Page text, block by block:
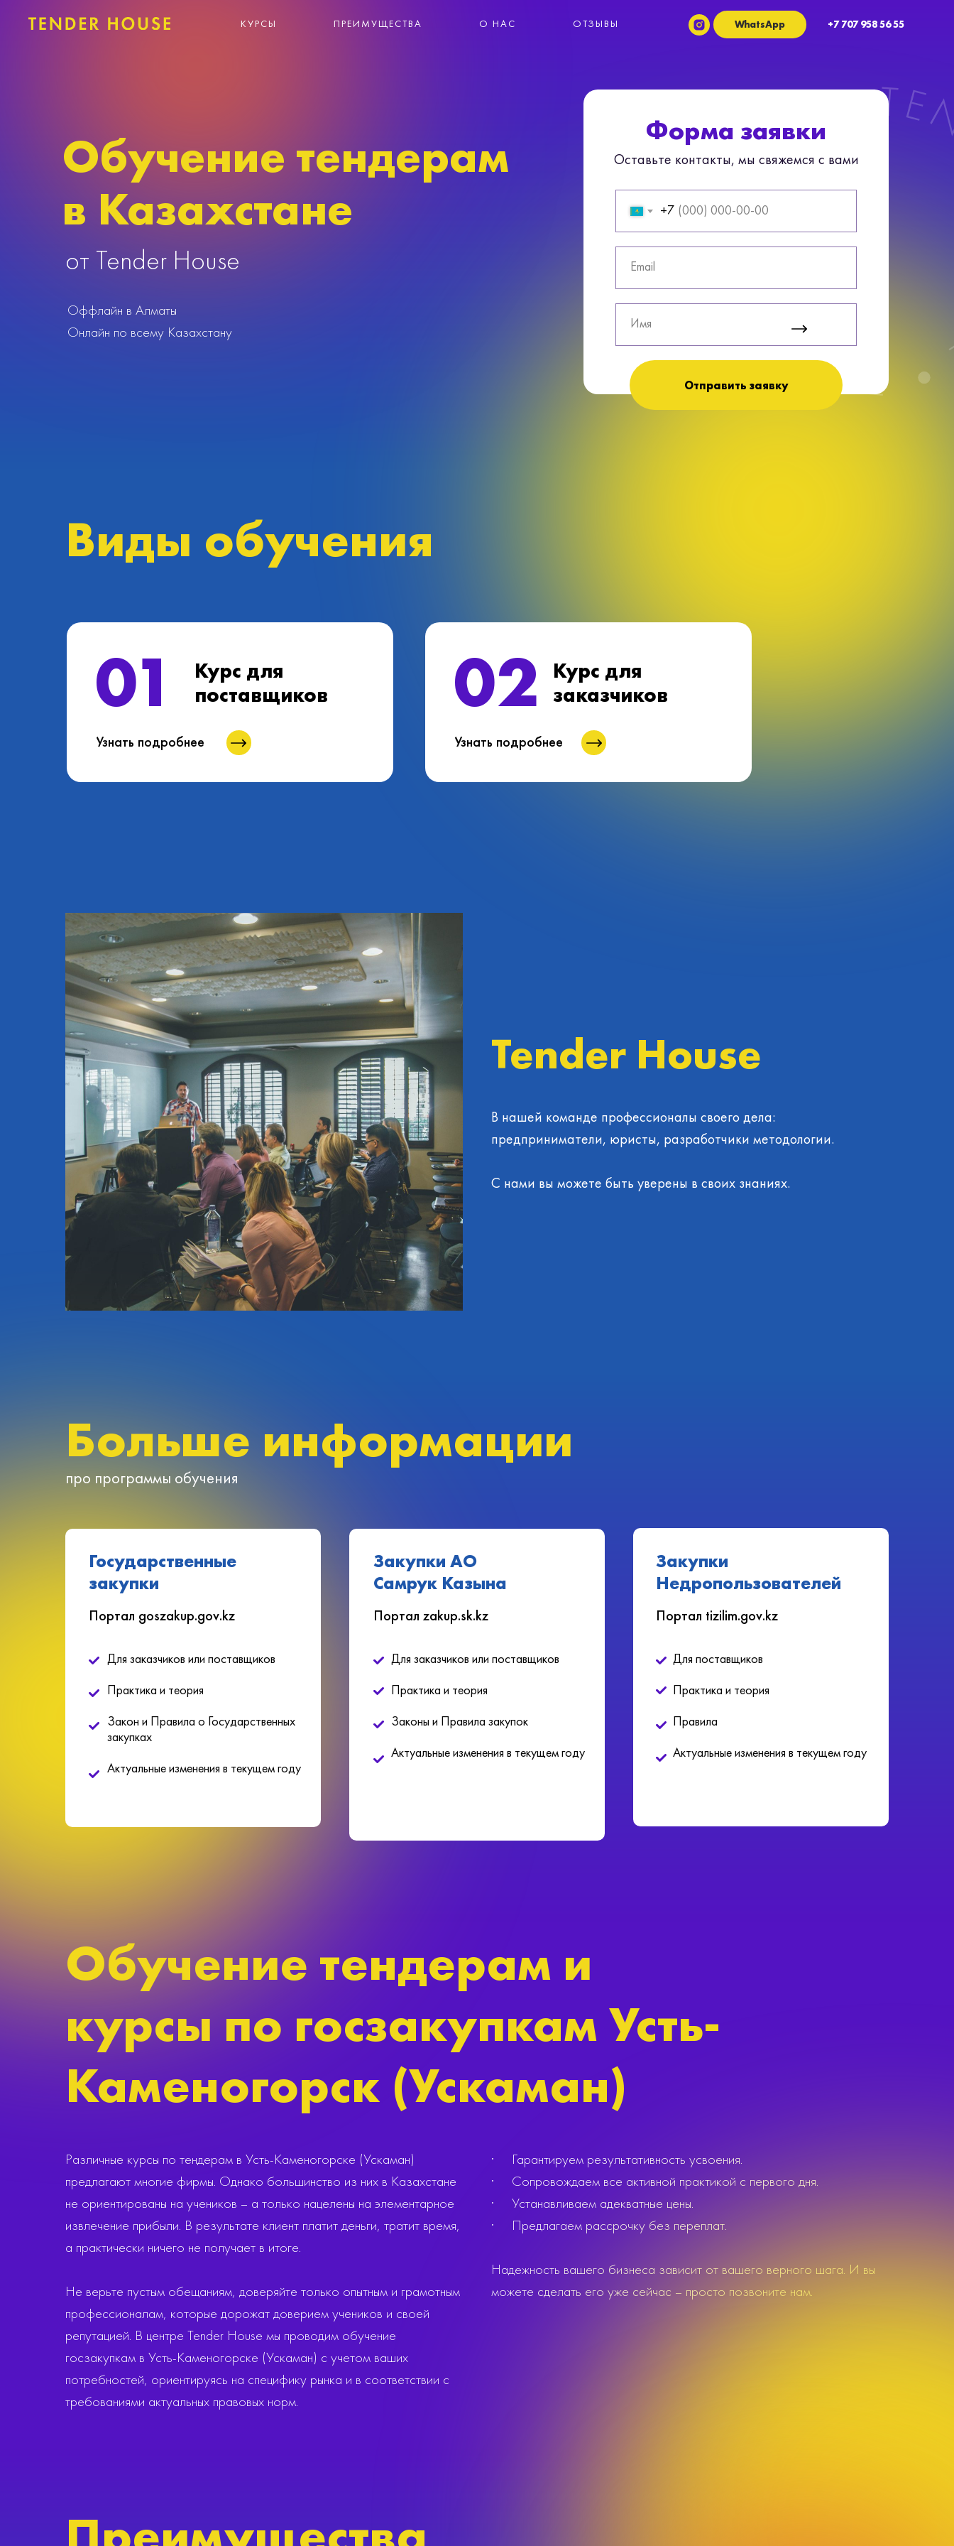
КУРСЫ ПРЕИМУЩЕСТВА О НАС ОТЗЫВЫ WhatsApp +7 707 958 56 55
от Tender House
Обучение тендерам
в Казахстане
+7
Отправить заявку
Оффлайн в Алматы
Онлайн по всему Казахстану
Форма заявки
Оставьте контакты, мы свяжемся с вами
01
Курс для
поставщиков
Курс для
заказчиков
02
Узнать подробнее Узнать подробнее
Виды обучения
Tender House
В нашей команде профессионалы своего дела:
предприниматели, юристы, разработчики методологии.
С нами вы можете быть уверены в своих знаниях.
Больше информации
про программы обучения
Государственные
закупки
Портал goszakup.gov.kz
Для заказчиков или поставщиков
Практика и теория
Закон и Правила о Государственных
закупках
Актуальные изменения в текущем году
Закупки АО
Самрук Казына
Портал zakup.sk.kz
Для заказчиков или поставщиков
Практика и теория
Законы и Правила закупок
Актуальные изменения в текущем году
Закупки
Недропользователей
Для поставщиков
Практика и теория
Правила
Актуальные изменения в текущем году
Портал tizilim.gov.kz
Обучение тендерам и
курсы по госзакупкам Усть-
Каменогорск (Ускаман)
Различные курсы по тендерам в Усть-Каменогорске (Ускаман)
предлагают многие фирмы. Однако большинство из них в Казахстане
не ориентированы на учеников – а только нацелены на элементарное
извлечение прибыли. В результате клиент платит деньги, тратит время,
а практически ничего не получает в итоге.
Не верьте пустым обещаниям, доверяйте только опытным и грамотным
профессионалам, которые дорожат доверием учеников и своей
репутацией. В центре Tender House мы проводим обучение
госзакупкам в Усть-Каменогорске (Ускаман) с учетом ваших
потребностей, ориентируясь на специфику рынка и в соответствии с
требованиями актуальных правовых норм.
· Гарантируем результативность усвоения.
· Сопровождаем все активной практикой с первого дня.
· Устанавливаем адекватные цены.
· Предлагаем рассрочку без переплат.
Надежность вашего бизнеса зависит от вашего верного шага. И вы
можете сделать его уже сейчас – просто позвоните нам.